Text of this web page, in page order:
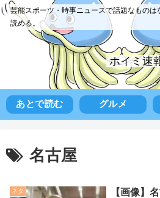
芸能スポーツ・時事ニュースで話題なものは
読める。
ホイミ速
あとで読む グルメ
名古屋
ネタ
【画像】